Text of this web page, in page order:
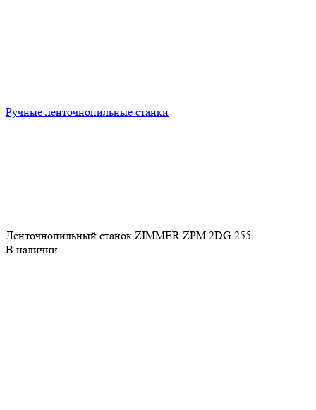
Ручные ленточнопильные станки
Ленточнопильный станок ZIMMER ZPM 2DG 255
В наличии